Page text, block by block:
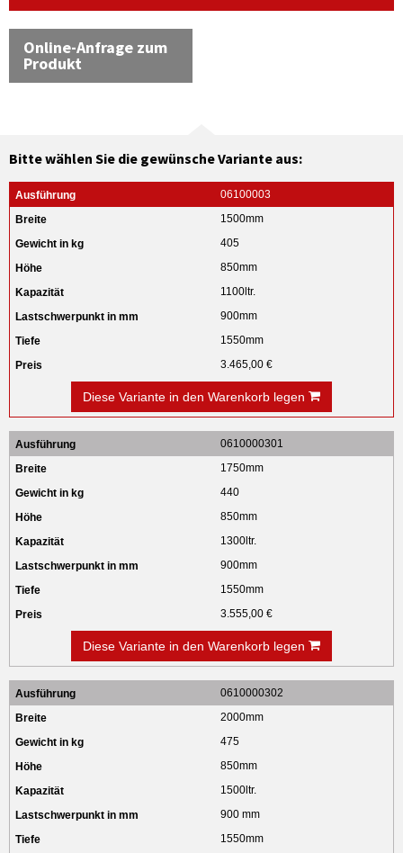
Online-Anfrage zum
Produkt
Bitte wählen Sie die gewünsche Variante aus:
06100003
1500mm
405
850mm
1100ltr.
900mm
1550mm
3.465,00 €
Diese Variante in den Warenkorb legen
0610000301
1750mm
440
850mm
1300ltr.
900mm
1550mm
3.555,00 €
Diese Variante in den Warenkorb legen
0610000302
2000mm
475
850mm
1500ltr.
900 mm
1550mm